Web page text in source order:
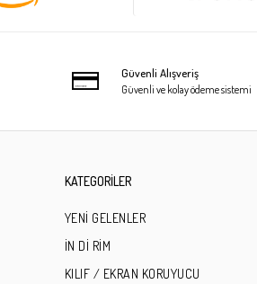
Güvenli Alışveriş
Güvenli ve kolay ödeme sistemi
KATEGORİLER
YENİ GELENLER
İN Dİ RİM
KILIF / EKRAN KORUYUCU